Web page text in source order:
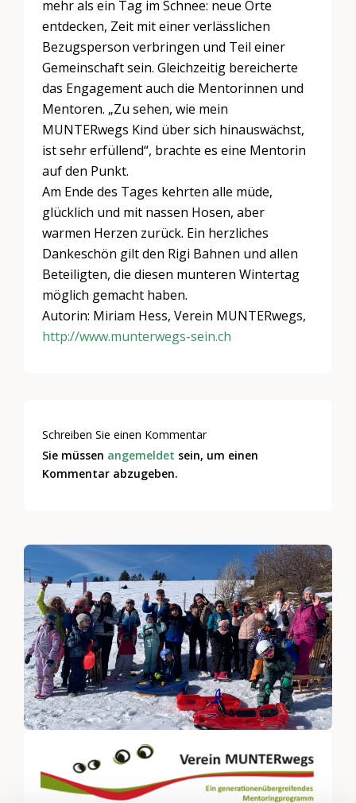
mehr als ein Tag im Schnee: neue Orte
entdecken, Zeit mit einer verlässlichen
Bezugsperson verbringen und Teil einer
Gemeinschaft sein. Gleichzeitig bereicherte
das Engagement auch die Mentorinnen und
Mentoren. „Zu sehen, wie mein
MUNTERwegs Kind über sich hinauswächst,
ist sehr erfüllend“, brachte es eine Mentorin
auf den Punkt.
Am Ende des Tages kehrten alle müde,
glücklich und mit nassen Hosen, aber
warmen Herzen zurück. Ein herzliches
Dankeschön gilt den Rigi Bahnen und allen
Beteiligten, die diesen munteren Wintertag
möglich gemacht haben.
Autorin: Miriam Hess, Verein MUNTERwegs,
http://www.munterwegs-sein.ch
Schreiben Sie einen Kommentar
Sie müssen angemeldet sein, um einen
Kommentar abzugeben.